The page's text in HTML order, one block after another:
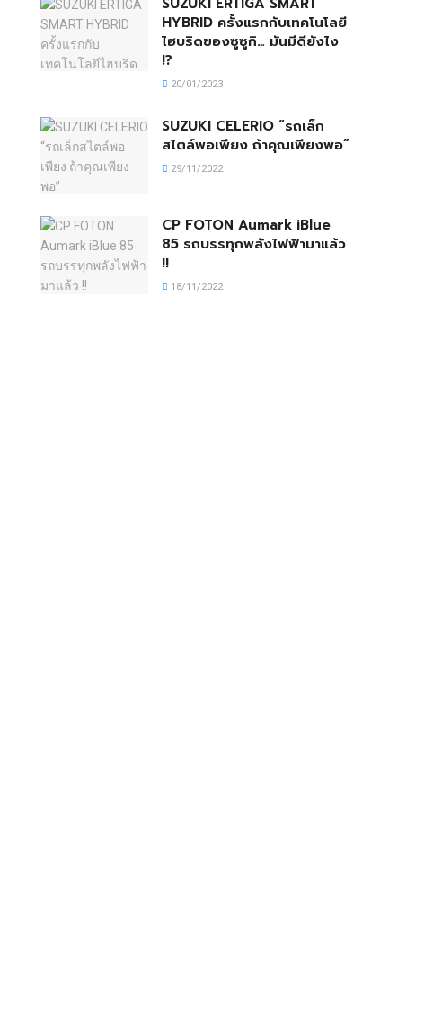
HYBRID ครั้งแรกกับเทคโนโลยี
ไฮบริดของซูซูกิ… มันมีดียังไง
!?
20/01/2023
SUZUKI CELERIO “รถเล็ก
สไตล์พอเพียง ถ้าคุณเพียงพอ”
29/11/2022
CP FOTON Aumark iBlue
85 รถบรรทุกพลังไฟฟ้ามาแล้ว
!!
18/11/2022